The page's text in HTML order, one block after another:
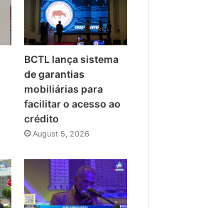
BCTL lança sistema
de garantias
mobiliárias para
facilitar o acesso ao
crédito
August 5, 2026